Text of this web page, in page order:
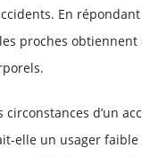
En
proches
circonstances d’un
elle un usager faible